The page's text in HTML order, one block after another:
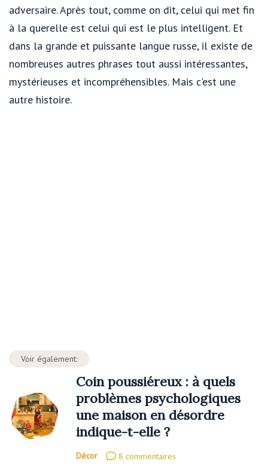
adversaire. Après tout, comme on dit, celui qui met fin
à la querelle est celui qui est le plus intelligent. Et
dans la grande et puissante langue russe, il existe de
nombreuses autres phrases tout aussi intéressantes,
mystérieuses et incompréhensibles. Mais c'est une
autre histoire.
Voir également:
Coin poussiéreux : à quels
problèmes psychologiques
une maison en désordre
indique-t-elle ?
Décor 8 commentaires